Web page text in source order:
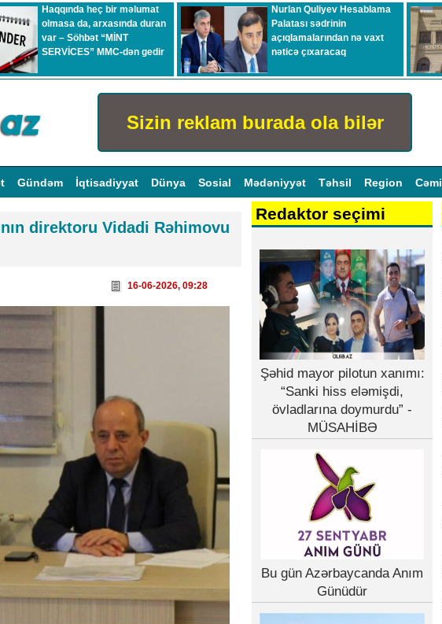
Haqqında heç bir məlumat
olmasa da, arxasında duran
var – Söhbət “MİNT
SERVİCES” MMC-dən gedir
Nurlan Quliyev Hesablama
Palatası sədrinin
açıqlamalarından nə vaxt
nəticə çıxaracaq
Sizin reklam burada ola bilər
Gündəm İqtisadiyyat Dünya Sosial Mədəniyyət Təhsil Region
direktoru Vidadi Rəhimovu
16-06-2026, 09:28
Redaktor seçimi
Şəhid mayor pilotun xanımı:
“Sanki hiss eləmişdi,
övladlarına doymurdu” -
MÜSAHİBƏ
Bu gün Azərbaycanda Anım
Günüdür